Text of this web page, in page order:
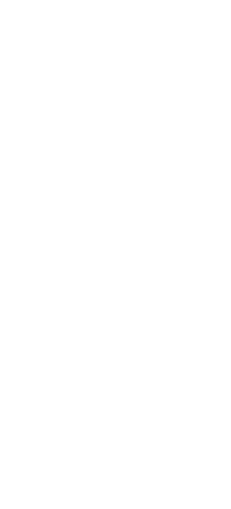
тоже , очень понравились
и решили приобрести.